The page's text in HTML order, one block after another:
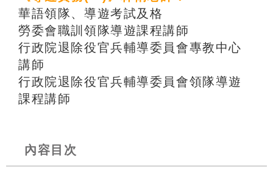
華語領隊、導遊考試及格
勞委會職訓領隊導遊課程講師
行政院退除役官兵輔導委員會專教中心
講師
行政院退除役官兵輔導委員會領隊導遊
課程講師
內容目次